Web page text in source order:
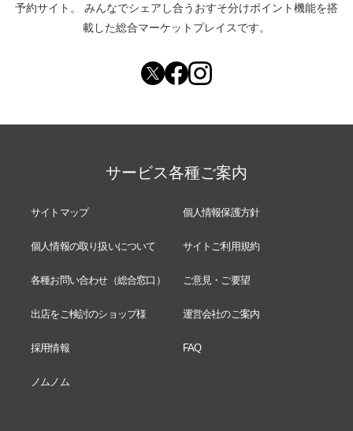
予約サイト。
みんなでシェアし合う おすそ分けポイント機能を搭
載した総合マーケットプレイスです。
サービス各種ご案内
サイトマップ 個人情報保護方針
個人情報の取り扱いについて サイトご利用規約
各種お問い合わせ（総合窓口） ご意見・ご要望
出店をご検討のショップ様 運営会社のご案内
採用情報 FAQ
ノムノム